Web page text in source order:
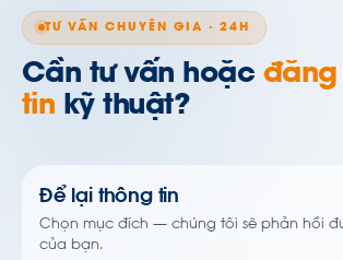
TƯ VẤN CHUYÊN GIA · 24H
Cần tư vấn hoặc đăng
tin kỹ thuật?
Để lại thông tin
Chọn mục đích — chúng tôi sẽ phản hồi
của bạn.